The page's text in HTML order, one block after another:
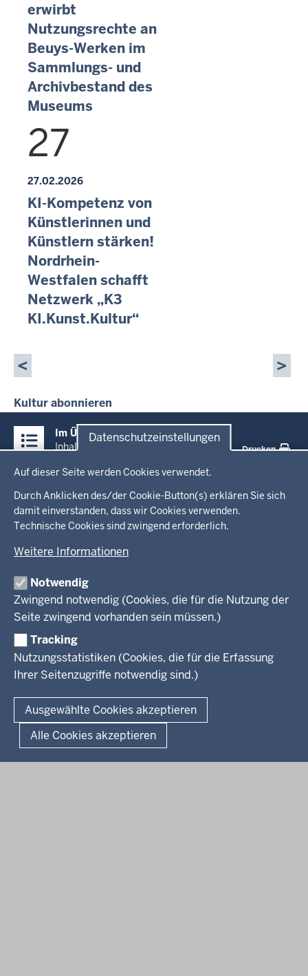
Datenschutzeinstellungen
Auf dieser Seite werden Cookies verwendet.
Durch Anklicken des/der Cookie-Button(s) erklären Sie sich
damit einverstanden, dass wir Cookies verwenden.
Technische Cookies sind zwingend erforderlich.
Weitere Informationen
Notwendig
Zwingend notwendig (Cookies, die für die Nutzung der
Seite zwingend vorhanden sein müssen.)
Tracking
Nutzungsstatistiken (Cookies, die für die Erfassung
Ihrer Seitenzugriffe notwendig sind.)
Ausgewählte Cookies akzeptieren
Alle Cookies akzeptieren
erwirbt
Nutzungsrechte an
Beuys-Werken im
Sammlungs- und
Archivbestand des
Museums
27
27.02.2026
KI-Kompetenz von
Künstlerinnen und
Künstlern stärken!
Nordrhein-
Westfalen schafft
Netzwerk „K3
KI.Kunst.Kultur“
Seitennummerierung
Kultur abonnieren
Inhalte
Im Überblick
Inhalt
Drucken
Menü
in
der
Fußzeile
Startseite
Ministerium
Leitung des Hauses
Organisation
Arbeitgeber Ministerium
Rechtsgrundlagen
Kultur
Wissenschaft, Forschung, Lehre und Studium
Presse
Service
Kontakt
Fußzeile
Datenschutz Erklärung zur Barrierefreiheit